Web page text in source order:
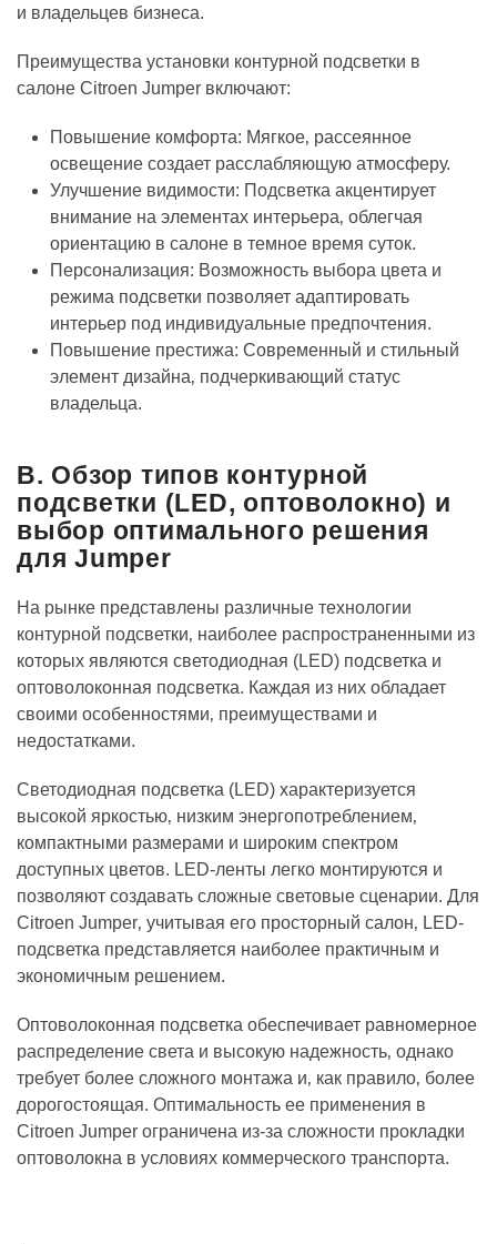
и владельцев бизнеса.
Преимущества установки контурной подсветки в
салоне Citroen Jumper включают:
Повышение комфорта: Мягкое‚ рассеянное
освещение создает расслабляющую атмосферу.
Улучшение видимости: Подсветка акцентирует
внимание на элементах интерьера‚ облегчая
ориентацию в салоне в темное время суток.
Персонализация: Возможность выбора цвета и
режима подсветки позволяет адаптировать
интерьер под индивидуальные предпочтения.
Повышение престижа: Современный и стильный
элемент дизайна‚ подчеркивающий статус
владельца.
B. Обзор типов контурной
подсветки (LED‚ оптоволокно) и
выбор оптимального решения
для Jumper
На рынке представлены различные технологии
контурной подсветки‚ наиболее распространенными из
которых являются светодиодная (LED) подсветка и
оптоволоконная подсветка. Каждая из них обладает
своими особенностями‚ преимуществами и
недостатками.
Светодиодная подсветка (LED) характеризуется
высокой яркостью‚ низким энергопотреблением‚
компактными размерами и широким спектром
доступных цветов. LED-ленты легко монтируются и
позволяют создавать сложные световые сценарии. Для
Citroen Jumper‚ учитывая его просторный салон‚ LED-
подсветка представляется наиболее практичным и
экономичным решением.
Оптоволоконная подсветка обеспечивает равномерное
распределение света и высокую надежность‚ однако
требует более сложного монтажа и‚ как правило‚ более
дорогостоящая. Оптимальность ее применения в
Citroen Jumper ограничена из-за сложности прокладки
оптоволокна в условиях коммерческого транспорта.